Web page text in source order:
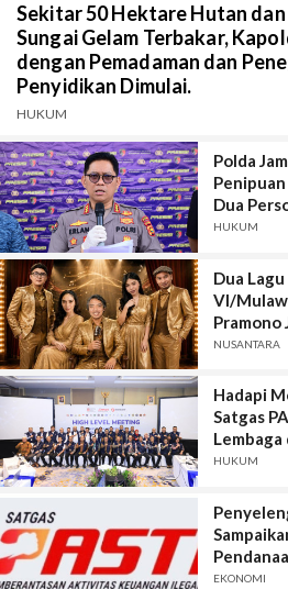
Sekitar 50 Hektare Hutan dan
Sungai Gelam Terbakar,
dengan Pemadaman dan
Penyidikan Dimulai.
HUKUM
Polda
Dua
Dari
HUKUM
Dua
VI/
Pramono
NUSANTARA
Hadapi
Satgas
Sistem
HUKUM
Lengkap,
EKONOMI